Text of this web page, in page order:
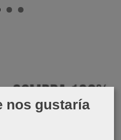
nos gustaría